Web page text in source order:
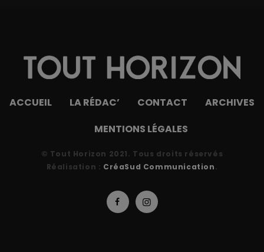
ACCUEIL LA RÉDAC’ CONTACT
ARCHIVES
MENTIONS LÉGALES
© Tout Horizon 2021. Tous droits réservés
Réalisation : CréaSud Communication.